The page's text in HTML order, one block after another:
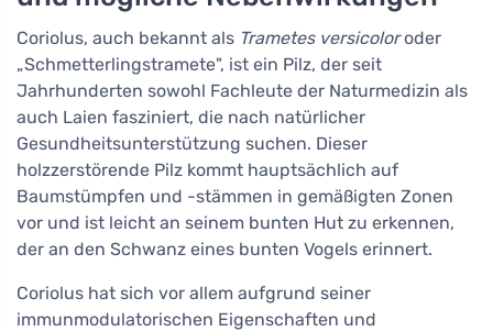
Coriolus, auch bekannt als Trametes versicoloroder
„Schmetterlingstramete", ist ein Pilz, der seit
Jahrhunderten sowohl Fachleute der Naturmedizin als
auch Laien fasziniert, die nach natürlicher
Gesundheitsunterstützung suchen. Dieser
holzzerstörende Pilz kommt hauptsächlich auf
Baumstümpfen und -stämmen in gemäßigten Zonen
vor und ist leicht an seinem bunten Hut zu erkennen,
der an den Schwanz eines bunten Vogels erinnert.
Coriolus hat sich vor allem aufgrund seiner
immunmodulatorischen Eigenschaften und